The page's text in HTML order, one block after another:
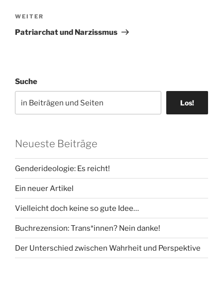
Nächster
Beitrag
WEITER
Patriarchat und Narzissmus
Suche
Los!
Neueste Beiträge
Genderideologie: Es reicht!
Ein neuer Artikel
Vielleicht doch keine so gute Idee…
Buchrezension: Trans*innen? Nein danke!
Der Unterschied zwischen Wahrheit und Perspektive